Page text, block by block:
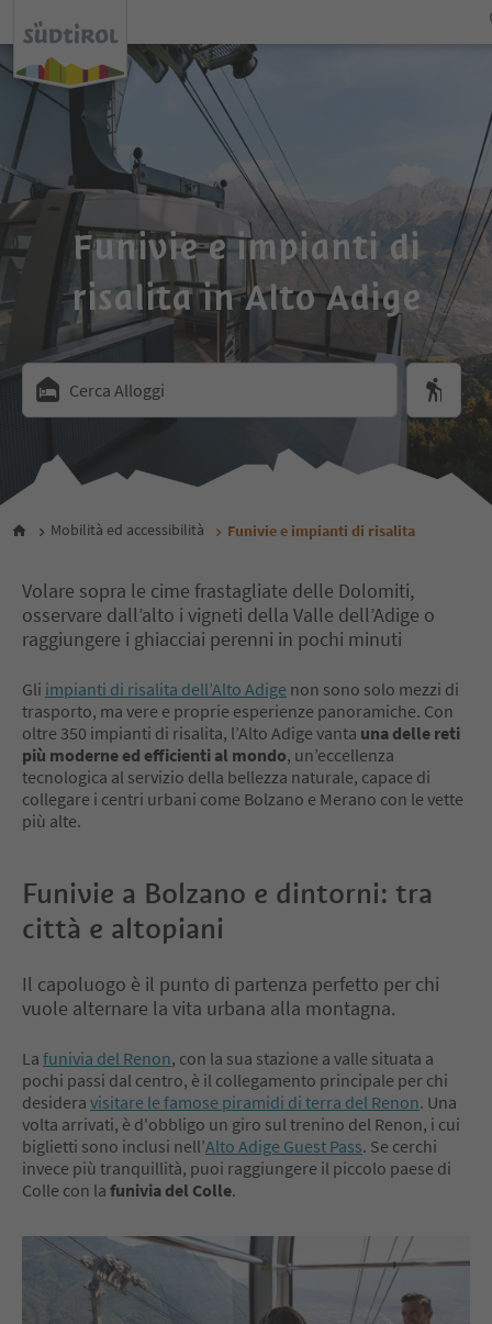
Funivie e impianti di
risalita in Alto Adige
Cerca Alloggi
Mobilità ed accessibilità Funivie e impianti di risalita
Volare sopra le cime frastagliate delle Dolomiti,
osservare dall’alto i vigneti della Valle dell’Adige o
raggiungere i ghiacciai perenni in pochi minuti
Gli impianti di risalita dell’Alto Adige non sono solo mezzi di
trasporto, ma vere e proprie esperienze panoramiche. Con
oltre 350 impianti di risalita, l’Alto Adige vanta una delle reti
più moderne ed efficienti al mondo, un’eccellenza
tecnologica al servizio della bellezza naturale, capace di
collegare i centri urbani come Bolzano e Merano con le vette
più alte.
Funivie a Bolzano e dintorni: tra
città e altopiani
Il capoluogo è il punto di partenza perfetto per chi
vuole alternare la vita urbana alla montagna.
La funivia del Renon, con la sua stazione a valle situata a
pochi passi dal centro, è il collegamento principale per chi
desidera visitare le famose piramidi di terra del Renon. Una
volta arrivati, è d'obbligo un giro sul trenino del Renon, i cui
biglietti sono inclusi nell’Alto Adige Guest Pass. Se cerchi
invece più tranquillità, puoi raggiungere il piccolo paese di
Colle con la funivia del Colle.